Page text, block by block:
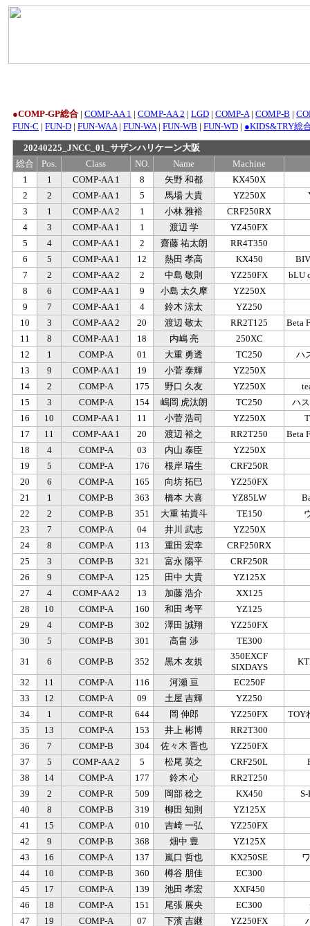
●COMP-GP総合 | COMP-AA 1 | COMP-AA 2 | LGD | COMP-A| COMP-B |
FUN-C | FUN-D | FUN-WAA| FUN-WA| FUN-WB | FUN-WD | ●KIDS&TRY総
20240225_JNCC_01_サザンハリケーン大阪
総合
Pos. Class NO. Name
Machine
1
1 COMP-AA 1 8 矢野 和都
KX450X
2
2 COMP-AA 1 5 馬場 大貴 YZ250X
3
1 COMP-AA 2 1 小林 雅裕
CRF250RX
4
3 COMP-AA 1 1 渡辺 学
YZ450FX
5
4 COMP-AA 1 2 齋藤 祐太朗
RR4T350
6
5 COMP-AA 1 12 熱田 孝高 KX450
7
2 COMP-AA 2 2 中島 敬則 YZ250FX
bLU
8
6 COMP-AA 1 9 小島 太久摩
YZ250X
9
7 COMP-AA 1 4 鈴木 涼太
YZ250
10
3 COMP-AA 2 20 渡辺 敬太 RR2T125
Beta
11
8 COMP-AA 1 18 内嶋 亮
250XC
12
1 COMP-A 01 大重 勇透 TC250
ハ
13
9 COMP-AA 1 19 小菅 泰輝
YZ250X
14
2 COMP-A 175 野口 久友 YZ250X
15
3 COMP-A 154 嶋岡 虎汰朗 TC250
ハ
16
10 COMP-AA 1 11 小菅 浩司 YZ250X
17
11 COMP-AA 1 20 渡辺 裕之 RR2T250
Beta
18
4 COMP-A 03 内山 泰臣
YZ250X
19
5 COMP-A 176 根岸 瑞生
CRF250R
20
6 COMP-A 165 向坊 拓巳 YZ250FX
21
1 COMP-B 363 橋本 大喜 YZ85LW
22
2 COMP-B 351 大重 祐貴斗 TE150
23
7 COMP-A 04 井川 武志
YZ250X
24
8 COMP-A 113 重田 宏幸
CRF250RX
25
3 COMP-B 321 富永 陽平
CRF250R
26
9 COMP-A 125 田中 大貴
YZ125X
27
4 COMP-AA 2 13 加藤 浩介
XX125
28
10 COMP-A 160 和田 考平
YZ125
29
4 COMP-B 302 澤田 誠翔
YZ250FX
30
5 COMP-B 301 高畠 渉
TE300
31
6 COMP-B 352 黒木 友規
350EXCF
SIXDAYS
32
11 COMP-A 116 河瀬 亘
EC250F
33
12 COMP-A 09 土屋 吉輝
YZ250
34
1 COMP-R 644 岡 伸郎 YZ250FX
TOY
35
13 COMP-A 153 井上 彬博
RR2T300
36
7 COMP-B 304 佐々木 晋也
YZ250FX
37
5 COMP-AA 2 5 松尾 英之 CRF250L
38
14 COMP-A 177 鈴木 心
RR2T250
39
2 COMP-R 509 岡部 稔之 KX450
40
8 COMP-B 319 柳田 知則
YZ125X
41
15 COMP-A 010 吉崎 一弘
YZ250FX
42
9 COMP-B 368 畑中 豊
YZ125X
43
16 COMP-A 137 嵐口 哲也 KX250SE
44
10 COMP-B 360 樽谷 朋佳 EC300
45
17 COMP-A 139 池田 孝宏
XXF450
46
18 COMP-A 151 尾張 展央 EC300
47
19 COMP-A 07 下濱 吉継 YZ250FX